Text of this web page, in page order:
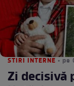
STIRI INTERNE • pe
Zi decisivă